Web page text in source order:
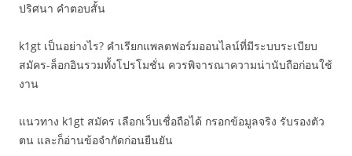
ปริศนา คำตอบสั้น
k1gt เป็นอย่างไร? คำเรียกแพลตฟอร์มออนไลน์ที่มีระบบระเบียบ
สมัคร-ล็อกอินรวมทั้งโปรโมชั่น ควรพิจารณาความน่านับถือก่อนใช้
งาน
แนวทาง k1gt สมัคร เลือกเว็บเชื่อถือได้ กรอกข้อมูลจริง รับรองตัว
ตน และก็อ่านข้อจำกัดก่อนยืนยัน